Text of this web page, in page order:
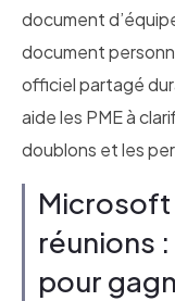
document
document
officiel partagé
aide les PME à
doublons et les
Microsoft
réunions
pour